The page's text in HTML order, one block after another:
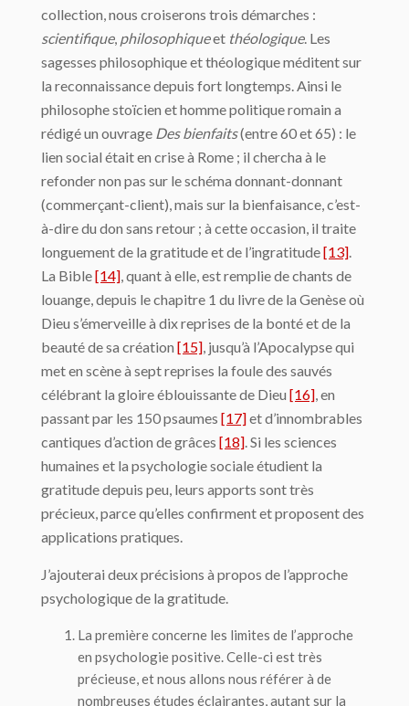
collection, nous croiserons trois démarches :
scientifique, philosophiqueet théologique. Les
sagesses philosophique et théologique méditent sur
la reconnaissance depuis fort longtemps. Ainsi le
philosophe stoïcien et homme politique romain a
rédigé un ouvrage Des bienfaits(entre 60 et 65) : le
lien social était en crise à Rome ; il chercha à le
refonder non pas sur le schéma donnant-donnant
(commerçant-client), mais sur la bienfaisance, c’est-
à-dire du don sans retour ; à cette occasion, il traite
longuement de la gratitude et de l’ingratitude[13]
La Bible[14] , quant à elle, est remplie de chants de
louange, depuis le chapitre 1 du livre de la Genèse où
Dieu s’émerveille à dix reprises de la bonté et de la
beauté de sa création [15] , jusqu’à l’Apocalypse qui
met en scène à sept reprises la foule des sauvés
célébrant la gloire éblouissante de Dieu [16] , en
passant par les 150 psaumes [17]et d’innombrables
cantiques d’action de grâces [18] . Si les sciences
humaines et la psychologie sociale étudient la
gratitude depuis peu, leurs apports sont très
précieux, parce qu’elles confirment et proposent des
applications pratiques.
J’ajouterai deux précisions à propos de l’approche
psychologique de la gratitude.
La première concerne les limites de l’approche
en psychologie positive. Celle-ci est très
précieuse, et nous allons nous référer à de
nombreuses études éclairantes, autant sur la